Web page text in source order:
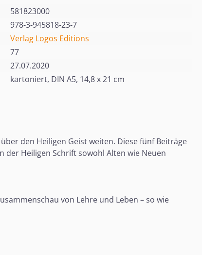
581823000
978-3-945818-23-7
Verlag Logos Editions
77
27.07.2020
kartoniert, DIN A5, 14,8 x 21 cm
den Heiligen Geist weiten. Diese fünf Beiträge
Heiligen Schrift sowohl Alten wie Neuen
von Lehre und Leben – so wie